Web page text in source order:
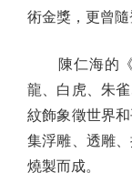
術金獎，更曾隨
陳仁海的《
龍、白虎、朱
紋飾象徵世界
集浮雕、透雕
燒製而成。